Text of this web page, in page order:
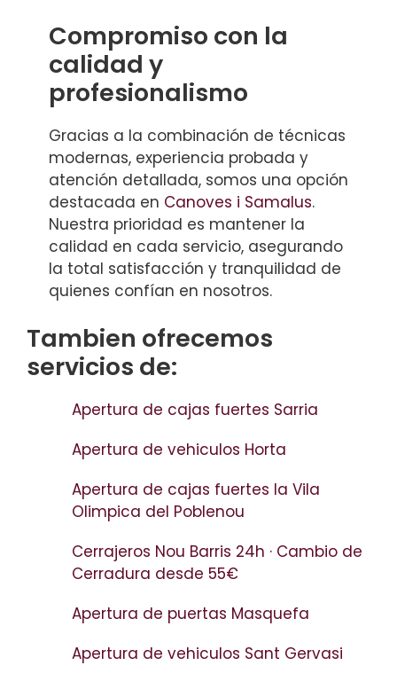
Compromiso con la
calidad y
profesionalismo
Gracias a la combinación de técnicas
modernas, experiencia probada y
atención detallada, somos una opción
destacada en Canoves i Samalus.
Nuestra prioridad es mantener la
calidad en cada servicio, asegurando
la total satisfacción y tranquilidad de
quienes confían en nosotros.
Tambien ofrecemos
servicios de:
Apertura de cajas fuertes Sarria
Apertura de vehiculos Horta
Apertura de cajas fuertes la Vila
Olimpica del Poblenou
Cerrajeros Nou Barris 24h · Cambio de
Cerradura desde 55€
Apertura de puertas Masquefa
Apertura de vehiculos Sant Gervasi